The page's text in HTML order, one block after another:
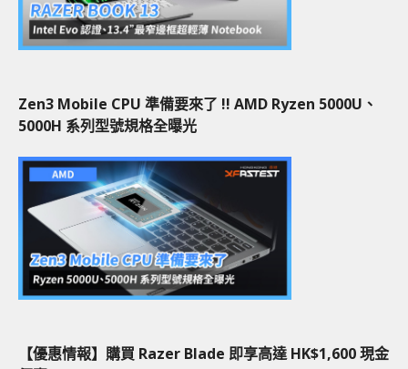
Zen3 Mobile CPU 準備要來了 !! AMD Ryzen 5000U、
5000H 系列型號規格全曝光
【優惠情報】購買 Razer Blade 即享高達 HK$1,600 現金